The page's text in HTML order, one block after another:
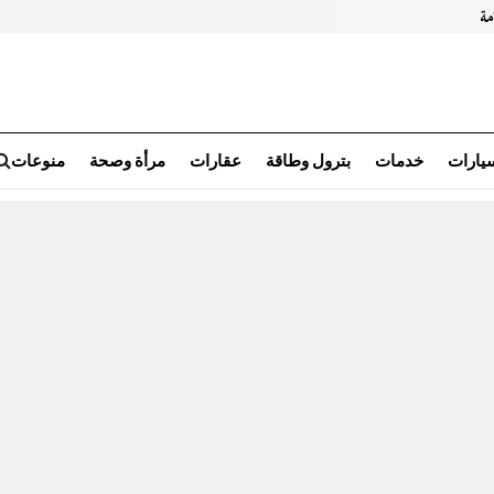
خدمات بترول وطاقة عقارات مرأة وصحة منوعات